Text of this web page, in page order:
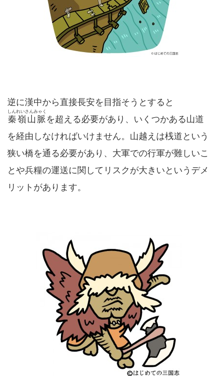
逆に漢中から直接長安を目指そうとすると
秦嶺山脈
しんれいさんみゃく
を超える必要があり、いくつかある山道
を経由しなければいけません。山越えは桟道という
狭い橋を通る必要があり、大軍での行軍が難しいこ
とや兵糧の運送に関してリスクが大きいというデメ
リットがあります。